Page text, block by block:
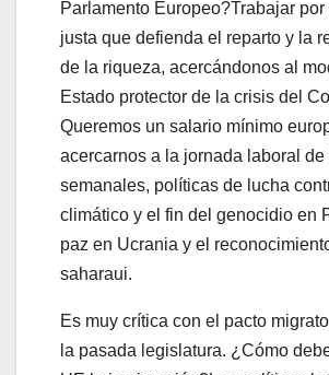
Parlamento Europeo?Trabajar
justa que defienda el reparto y la
de la riqueza, acercándonos al
Estado protector de la crisis del
Queremos un salario mínimo
acercarnos a la jornada laboral de
semanales, políticas de lucha
climático y el fin del genocidio en
paz en Ucrania y el
saharaui.
Es muy crítica con el pacto
la pasada legislatura. ¿Cómo